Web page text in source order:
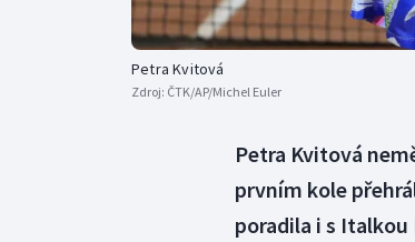
Petra Kvitová
Zdroj: ČTK/AP/Michel Euler
Petra Kvitová
prvním kole
poradila i s